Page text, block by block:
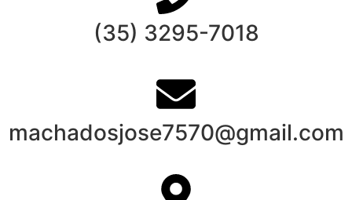
(35) 3295-7018
machadosjose7570@gmail.com